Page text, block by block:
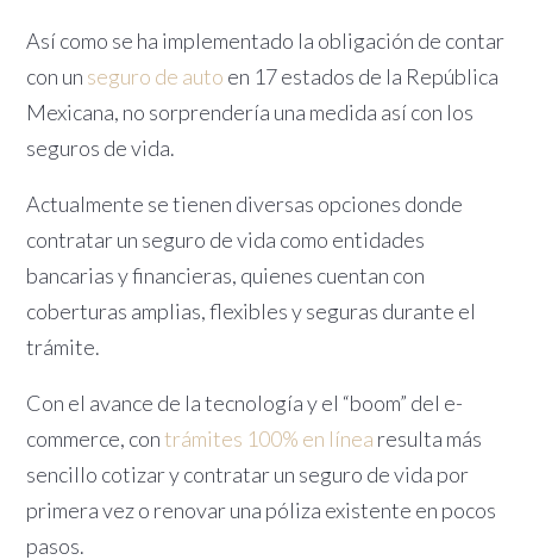
Así como se ha implementado la obligación de contar
con un seguro de auto en 17 estados de la República
Mexicana, no sorprendería una medida así con los
seguros de vida.
Actualmente se tienen diversas opciones donde
contratar un seguro de vida como entidades
bancarias y financieras, quienes cuentan con
coberturas amplias, flexibles y seguras durante el
trámite.
Con el avance de la tecnología y el “boom” del e-
commerce, contrámites 100% en línea resulta más
sencillo cotizar y contratar un seguro de vida por
primera vez o renovar una póliza existente en pocos
pasos.